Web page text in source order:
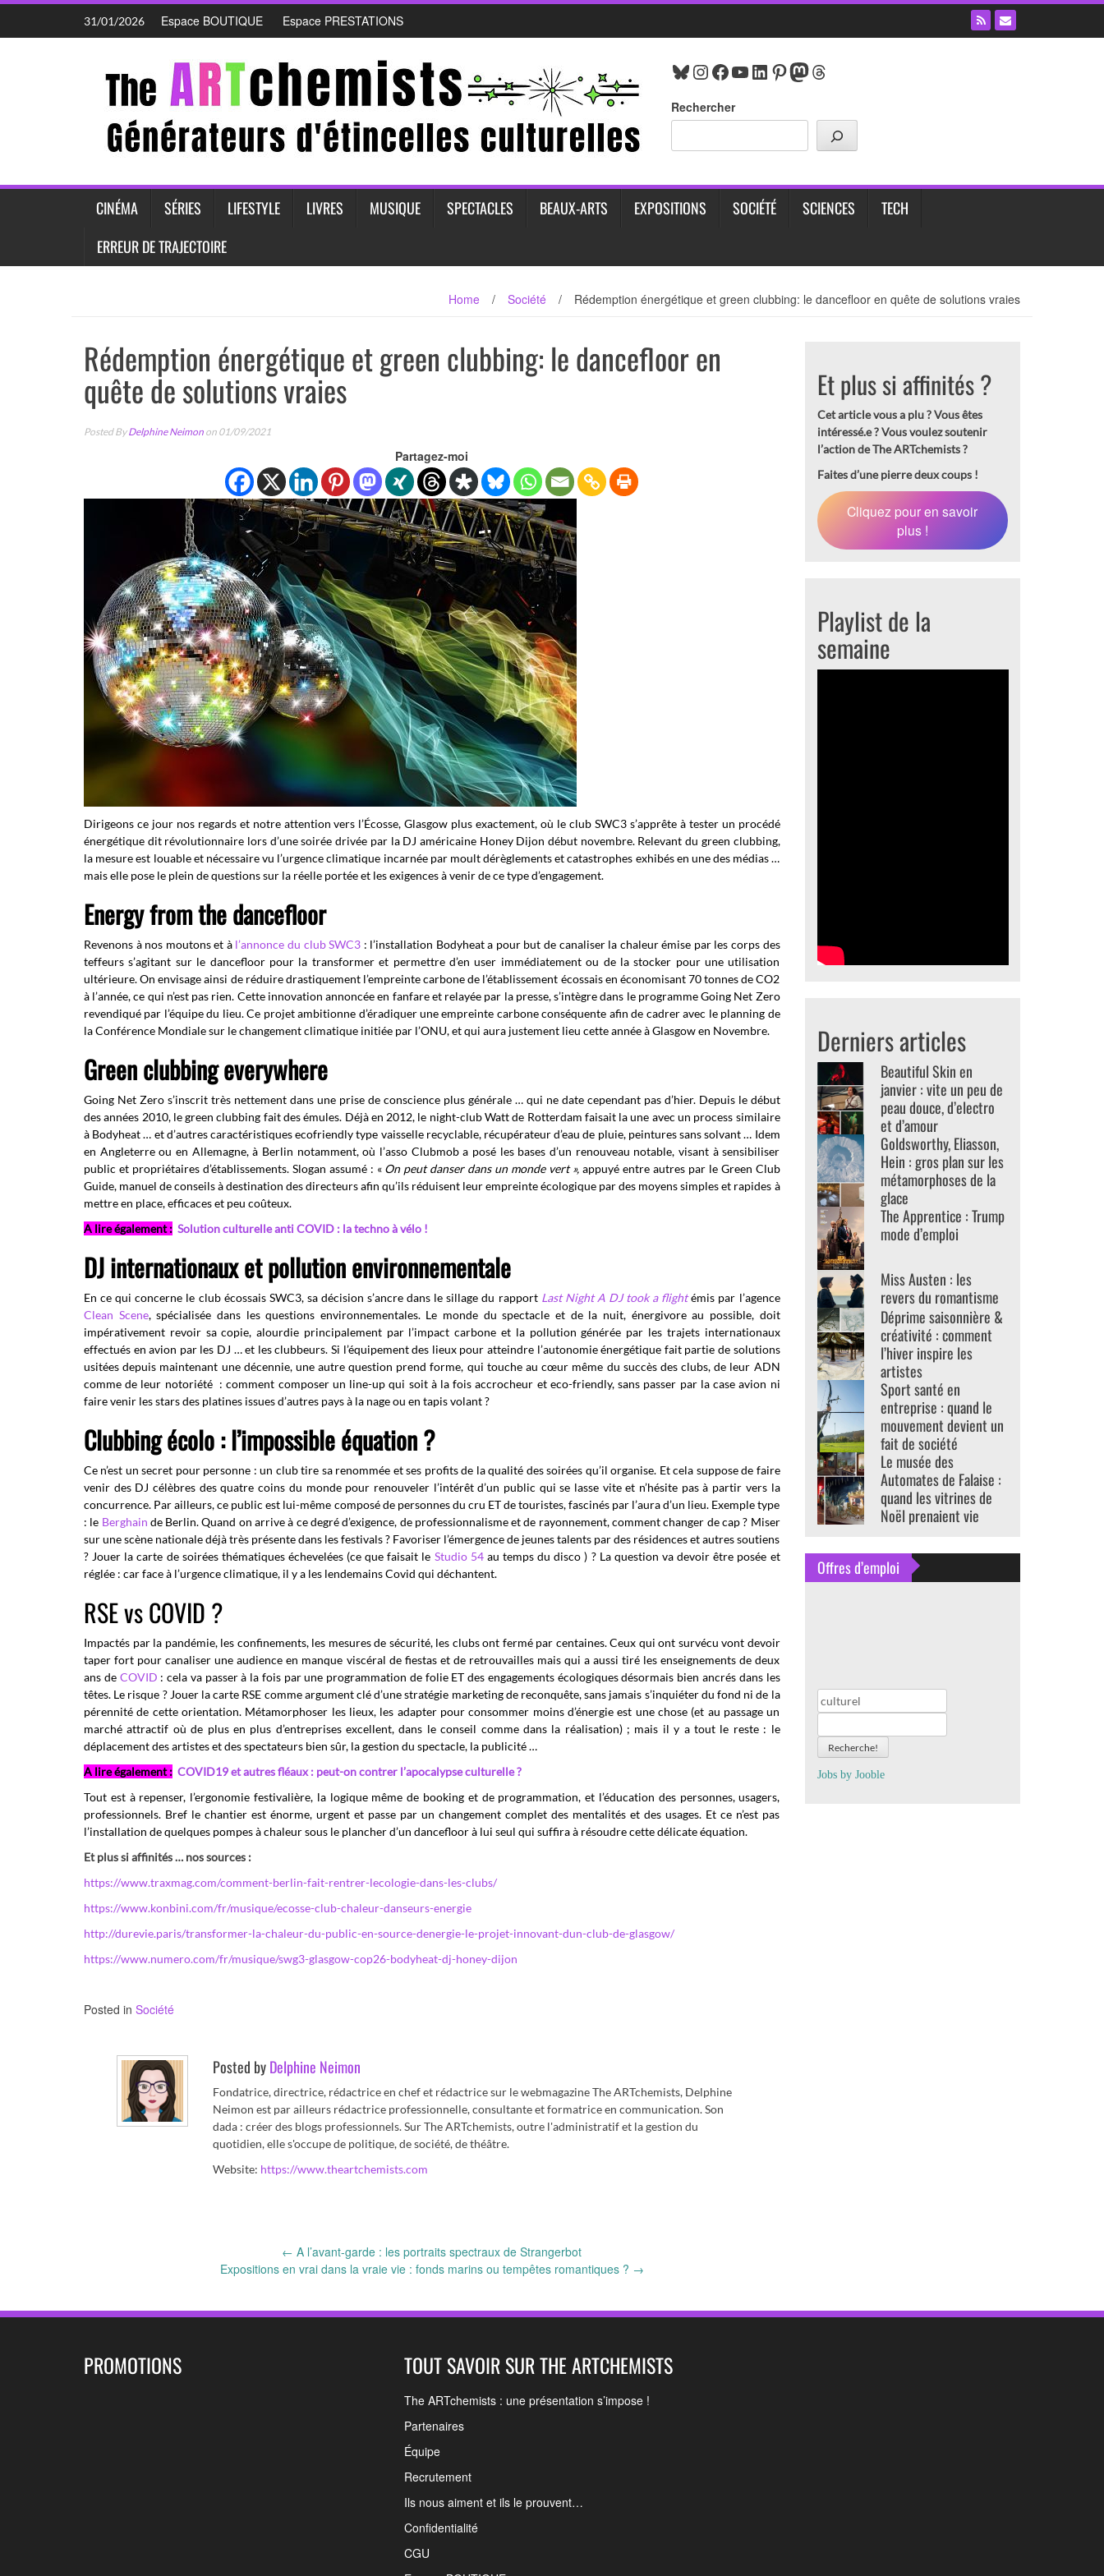
Skip
content
31/01/2026 Espace BOUTIQUE Espace PRESTATIONS
Bluesky
Instagram
Facebook
YouTube
LinkedIn
Pinterest
Mastodon
Threads
Rechercher
CINÉMA SÉRIES LIFESTYLE LIVRES MUSIQUE SPECTACLES BEAUX-ARTS EXPOSITIONS SOCIÉTÉ SCIENCES
TECH
ERREUR DE TRAJECTOIRE
Home / Société / Rédemption énergétique et green clubbing: le dancefloor en quête de solutions vraies
Rédemption énergétique et green clubbing: le dancefloor en
quête de solutions vraies
Posted ByDelphine Neimon on 01/09/2021
Partagez-moi
Dirigeons ce jour nos regards et notre attention vers l’Écosse, Glasgow plus exactement, où le club SWC3 s’apprête à tester un procédé
énergétique dit révolutionnaire lors d’une soirée drivée par la DJ américaine Honey Dijon début novembre. Relevant du green clubbing,
la mesure est louable et nécessaire vu l’urgence climatique incarnée par moult dérèglements et catastrophes exhibés en une des médias …
mais elle pose le plein de questions sur la réelle portée et les exigences à venir de ce type d’engagement.
Energy from the dancefloor
Revenons à nos moutons et à l’annonce du club SWC3 : l’installation Bodyheat a pour but de canaliser la chaleur émise par les corps des
teffeurs s’agitant sur le dancefloor pour la transformer et permettre d’en user immédiatement ou de la stocker pour une utilisation
ultérieure. On envisage ainsi de réduire drastiquement l’empreinte carbone de l’établissement écossais en économisant 70 tonnes de CO2
à l’année, ce qui n’est pas rien. Cette innovation annoncée en fanfare et relayée par la presse, s’intègre dans le programme Going Net Zero
revendiqué par l’équipe du lieu. Ce projet ambitionne d’éradiquer une empreinte carbone conséquente afin de cadrer avec le planning de
la Conférence Mondiale sur le changement climatique initiée par l’ONU, et qui aura justement lieu cette année à Glasgow en Novembre.
Green clubbing everywhere
Going Net Zero s’inscrit très nettement dans une prise de conscience plus générale … qui ne date cependant pas d’hier. Depuis le début
des années 2010, le green clubbing fait des émules. Déjà en 2012, le night-club Watt de Rotterdam faisait la une avec un process similaire
à Bodyheat … et d’autres caractéristiques ecofriendly type vaisselle recyclable, récupérateur d’eau de pluie, peintures sans solvant … Idem
en Angleterre ou en Allemagne, à Berlin notamment, où l’asso Clubmob a posé les bases d’un renouveau notable, visant à sensibiliser
public et propriétaires d’établissements. Slogan assumé : « On peut danser dans un monde vert », appuyé entre autres par le Green Club
Guide, manuel de conseils à destination des directeurs afin qu’ils réduisent leur empreinte écologique par des moyens simples et rapides à
mettre en place, efficaces et peu coûteux.
A lire également : Solution culturelle anti COVID : la techno à vélo !
DJ internationaux et pollution environnementale
En ce qui concerne le club écossais SWC3, sa décision s’ancre dans le sillage du rapport Last Night A DJ took a flightémis par l’agence
Clean Scene, spécialisée dans les questions environnementales. Le monde du spectacle et de la nuit, énergivore au possible, doit
impérativement revoir sa copie, alourdie principalement par l’impact carbone et la pollution générée par les trajets internationaux
effectués en avion par les DJ … et les clubbeurs. Si l’équipement des lieux pour atteindre l’autonomie énergétique fait partie de solutions
usitées depuis maintenant une décennie, une autre question prend forme, qui touche au cœur même du succès des clubs, de leur ADN
comme de leur notoriété : comment composer un line-up qui soit à la fois accrocheur et eco-friendly, sans passer par la case avion ni
faire venir les stars des platines issues d’autres pays à la nage ou en tapis volant ?
Clubbing écolo : l’impossible équation ?
Ce n’est un secret pour personne : un club tire sa renommée et ses profits de la qualité des soirées qu’il organise. Et cela suppose de faire
venir des DJ célèbres des quatre coins du monde pour renouveler l’intérêt d’un public qui se lasse vite et n’hésite pas à partir vers la
concurrence. Par ailleurs, ce public est lui-même composé de personnes du cru ET de touristes, fascinés par l’aura d’un lieu. Exemple type
: le Berghain de Berlin.Quand on arrive à ce degré d’exigence, de professionnalisme et de rayonnement, comment changer de cap ? Miser
sur une scène nationale déjà très présente dans les festivals ? Favoriser l’émergence de jeunes talents par des résidences et autres soutiens
? Jouer la carte de soirées thématiques échevelées (ce que faisait le Studio 54au temps du disco ) ? La question va devoir être posée et
réglée : car face à l’urgence climatique, il y a les lendemains Covid qui déchantent.
RSE vs COVID ?
Impactés par la pandémie, les confinements, les mesures de sécurité, les clubs ont fermé par centaines. Ceux qui ont survécu vont devoir
taper fort pour canaliser une audience en manque viscéral de fiestas et de retrouvailles mais qui a aussi tiré les enseignements de deux
ans de COVID : cela va passer à la fois par une programmation de folie ET des engagements écologiques désormais bien ancrés dans les
têtes. Le risque ? Jouer la carte RSE comme argument clé d’une stratégie marketing de reconquête, sans jamais s’inquiéter du fond ni de la
pérennité de cette orientation. Métamorphoser les lieux, les adapter pour consommer moins d’énergie est une chose (et au passage un
marché attractif où de plus en plus d’entreprises excellent, dans le conseil comme dans la réalisation) ; mais il y a tout le reste : le
déplacement des artistes et des spectateurs bien sûr, la gestion du spectacle, la publicité …
A lire également : COVID19 et autres fléaux : peut-on contrer l’apocalypse culturelle ?
Tout est à repenser, l’ergonomie festivalière, la logique même de booking et de programmation, et l’éducation des personnes, usagers,
professionnels. Bref le chantier est énorme, urgent et passe par un changement complet des mentalités et des usages. Et ce n’est pas
l’installation de quelques pompes à chaleur sous le plancher d’un dancefloor à lui seul qui suffira à résoudre cette délicate équation.
Et plus si affinités … nos sources :
https://www.traxmag.com/comment-berlin-fait-rentrer-lecologie-dans-les-clubs/
https://www.konbini.com/fr/musique/ecosse-club-chaleur-danseurs-energie
http://durevie.paris/transformer-la-chaleur-du-public-en-source-denergie-le-projet-innovant-dun-club-de-glasgow/
https://www.numero.com/fr/musique/swg3-glasgow-cop26-bodyheat-dj-honey-dijon
Posted in Société
Posted byDelphine Neimon
Fondatrice, directrice, rédactrice en chef et rédactrice sur le webmagazine The ARTchemists, Delphine
Neimon est par ailleurs rédactrice professionnelle, consultante et formatrice en communication. Son
dada : créer des blogs professionnels. Sur The ARTchemists, outre l'administratif et la gestion du
quotidien, elle s'occupe de politique, de société, de théâtre.
Website: https://www.theartchemists.com
← A l’avant-garde : les portraits spectraux de Strangerbot
Expositions en vrai dans la vraie vie : fonds marins ou tempêtes romantiques ? →
Et plus si affinités ?
Cet article vous a plu ? Vous êtes
intéressé.e ? Vous voulez soutenir
l’action de The ARTchemists ?
Faites d’une pierre deux coups !
Cliquez pour en savoir
plus !
Playlist de la
semaine
Derniers articles
Beautiful Skin en
janvier : vite un peu de
peau douce, d’electro
et d’amour
Goldsworthy, Eliasson,
Hein : gros plan sur les
métamorphoses de la
glace
The Apprentice : Trump
mode d’emploi
Miss Austen : les
revers du romantisme
Déprime saisonnière &
créativité : comment
l’hiver inspire les
artistes
Sport santé en
entreprise : quand le
mouvement devient un
fait de société
Le musée des
Automates de Falaise :
quand les vitrines de
Noël prenaient vie
Offres d’emploi
Recherche!
Jobs by Jooble
PROMOTIONS TOUT SAVOIR SUR THE ARTCHEMISTS
The ARTchemists : une présentation s’impose !
Partenaires
Équipe
Recrutement
Ils nous aiment et ils le prouvent…
Confidentialité
CGU